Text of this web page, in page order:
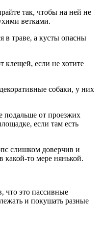
так, чтобы на ней не
ветками.
в траве, а кусты опасны
клещей, если не хотите
собаки, у них
подальше от проезжих
если там есть
слишком доверчив и
какой-то мере нянькой.
что это пассивные
и покушать разные